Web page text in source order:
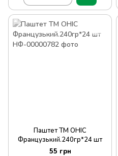
Паштет ТМ ОНІС
Французький.240гр*24 шт
55 грн